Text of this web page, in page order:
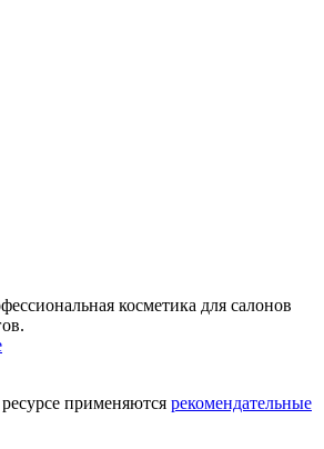
косметика для салонов
применяются рекомендательные